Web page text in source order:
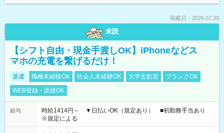
掲載日：2026.07.30
未読
【シフト自由・現金手渡しOK】iPhoneなどス
マホの充電を繋げるだけ！
派遣 職種未経験OK 社会人未経験OK 大学生歓迎
ブランクOK
WEB登録・面接OK
給与
時給1414円～ ▼日払いOK（規定あり） ■初勤務手当あり
※規定による